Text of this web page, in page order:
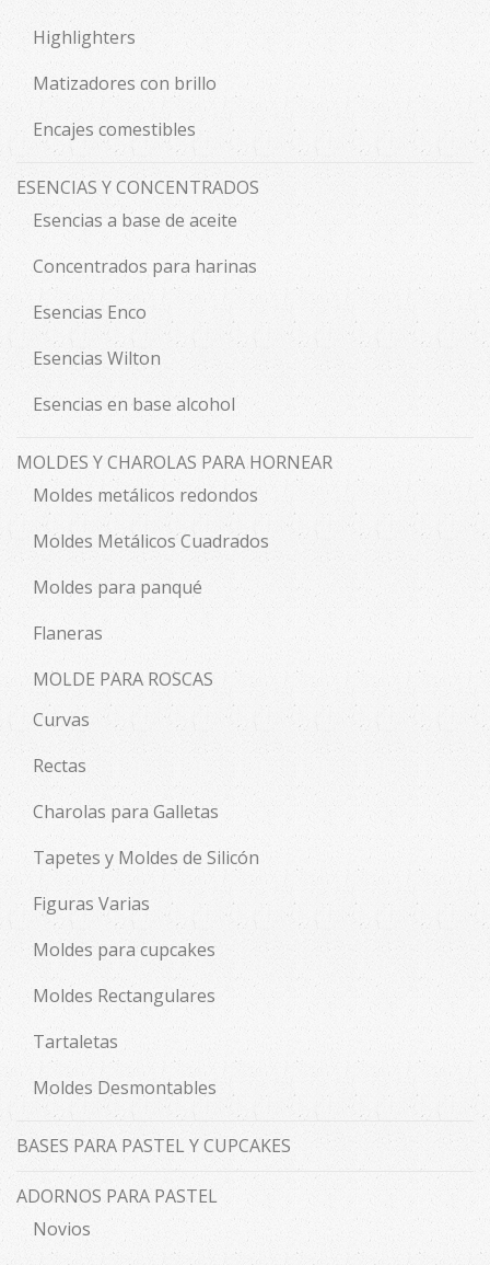
Highlighters
Matizadores con brillo
Encajes comestibles
ESENCIAS Y CONCENTRADOS
Esencias a base de aceite
Concentrados para harinas
Esencias Enco
Esencias Wilton
Esencias en base alcohol
MOLDES Y CHAROLAS PARA HORNEAR
Moldes metálicos redondos
Moldes Metálicos Cuadrados
Moldes para panqué
Flaneras
MOLDE PARA ROSCAS
Curvas
Rectas
Charolas para Galletas
Tapetes y Moldes de Silicón
Figuras Varias
Moldes para cupcakes
Moldes Rectangulares
Tartaletas
Moldes Desmontables
BASES PARA PASTEL Y CUPCAKES
ADORNOS PARA PASTEL
Novios